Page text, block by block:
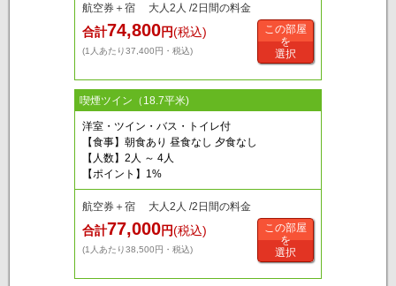
航空券＋宿 大人2人 /2日間の料金
合計74,800円(税込)
(1人あたり37,400円・税込)
この部屋
を
選択
喫煙ツイン（18.7平米)
洋室・ツイン・バス・トイレ付
【食事】朝食あり 昼食なし 夕食なし
【人数】2人 ～ 4人
【ポイント】1%
航空券＋宿 大人2人 /2日間の料金
合計77,000円(税込)
(1人あたり38,500円・税込)
この部屋
を
選択